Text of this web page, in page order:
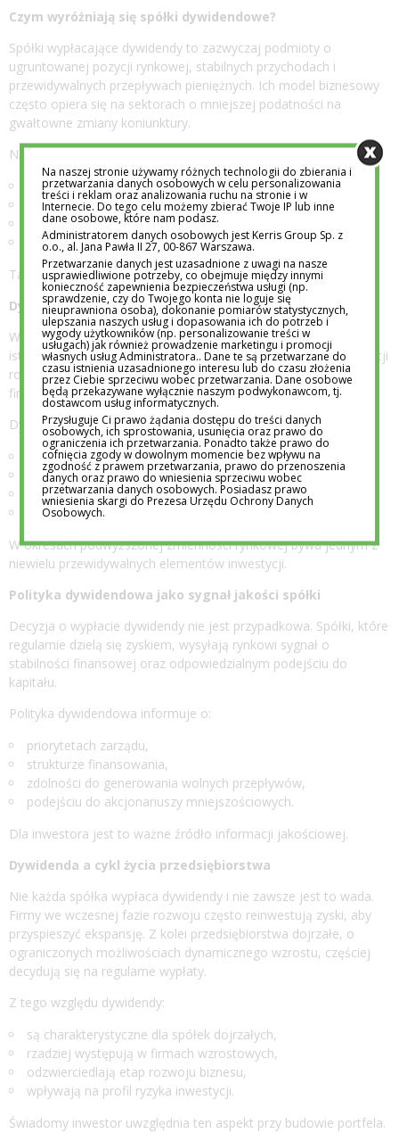
Czym wyróżniają się spółki dywidendowe?
Spółki wypłacające dywidendy to zazwyczaj podmioty o
ugruntowanej pozycji rynkowej, stabilnych przychodach i
przewidywalnych przepływach pieniężnych. Ich model biznesowy
często opiera się na sektorach o mniejszej podatności na
gwałtowne zmiany koniunktury.
Najczęściej są to firmy:
o długiej historii działalności,
z powtarzalnym popytem na produkty lub usługi,
posiadające silną pozycję konkurencyjną,
zarządzane w sposób konserwatywny finansowo.
Takie cechy sprzyjają regularnemu dzieleniu się zyskiem.
Dywidenda jako element całkowitej stopy zwrotu
W długim horyzoncie czasowym dywidenda może stanowić
istotną część całkowitego wyniku inwestycji. Nawet jeśli kurs akcji
rośnie umiarkowanie, regularne wypłaty zwiększają łączny efekt
finansowy.
Dywidenda:
dostarcza realny przepływ gotówki,
zmniejsza zależność od wzrostu kursu,
pozwala na reinwestowanie środków,
działa stabilizująco na portfel.
W okresach podwyższonej zmienności rynkowej bywa jednym z
niewielu przewidywalnych elementów inwestycji.
Polityka dywidendowa jako sygnał jakości spółki
Decyzja o wypłacie dywidendy nie jest przypadkowa. Spółki, które
regularnie dzielą się zyskiem, wysyłają rynkowi sygnał o
stabilności finansowej oraz odpowiedzialnym podejściu do
kapitału.
Polityka dywidendowa informuje o:
priorytetach zarządu,
strukturze finansowania,
zdolności do generowania wolnych przepływów,
podejściu do akcjonariuszy mniejszościowych.
Dla inwestora jest to ważne źródło informacji jakościowej.
Dywidenda a cykl życia przedsiębiorstwa
Nie każda spółka wypłaca dywidendy i nie zawsze jest to wada.
Firmy we wczesnej fazie rozwoju często reinwestują zyski, aby
przyspieszyć ekspansję. Z kolei przedsiębiorstwa dojrzałe, o
ograniczonych możliwościach dynamicznego wzrostu, częściej
decydują się na regularne wypłaty.
Z tego względu dywidendy:
są charakterystyczne dla spółek dojrzałych,
rzadziej występują w firmach wzrostowych,
odzwierciedlają etap rozwoju biznesu,
wpływają na profil ryzyka inwestycji.
Świadomy inwestor uwzględnia ten aspekt przy budowie portfela.
Na naszej stronie używamy różnych technologii do zbierania i
przetwarzania danych osobowych w celu personalizowania
treści i reklam oraz analizowania ruchu na stronie i w
Internecie. Do tego celu możemy zbierać Twoje IP lub inne
dane osobowe, które nam podasz.
Administratorem danych osobowych jest Kerris Group Sp. z
o.o., al. Jana Pawła II 27, 00-867 Warszawa.
Przetwarzanie danych jest uzasadnione z uwagi na nasze
usprawiedliwione potrzeby, co obejmuje między innymi
konieczność zapewnienia bezpieczeństwa usługi (np.
sprawdzenie, czy do Twojego konta nie loguje się
nieuprawniona osoba), dokonanie pomiarów statystycznych,
ulepszania naszych usług i dopasowania ich do potrzeb i
wygody użytkowników (np. personalizowanie treści w
usługach) jak również prowadzenie marketingu i promocji
własnych usług Administratora.. Dane te są przetwarzane do
czasu istnienia uzasadnionego interesu lub do czasu złożenia
przez Ciebie sprzeciwu wobec przetwarzania. Dane osobowe
będą przekazywane wyłącznie naszym podwykonawcom, tj.
dostawcom usług informatycznych.
Przysługuje Ci prawo żądania dostępu do treści danych
osobowych, ich sprostowania, usunięcia oraz prawo do
ograniczenia ich przetwarzania. Ponadto także prawo do
cofnięcia zgody w dowolnym momencie bez wpływu na
zgodność z prawem przetwarzania, prawo do przenoszenia
danych oraz prawo do wniesienia sprzeciwu wobec
przetwarzania danych osobowych. Posiadasz prawo
wniesienia skargi do Prezesa Urzędu Ochrony Danych
Osobowych.